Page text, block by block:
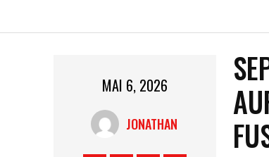
MAI 6, 2026
JONATHAN